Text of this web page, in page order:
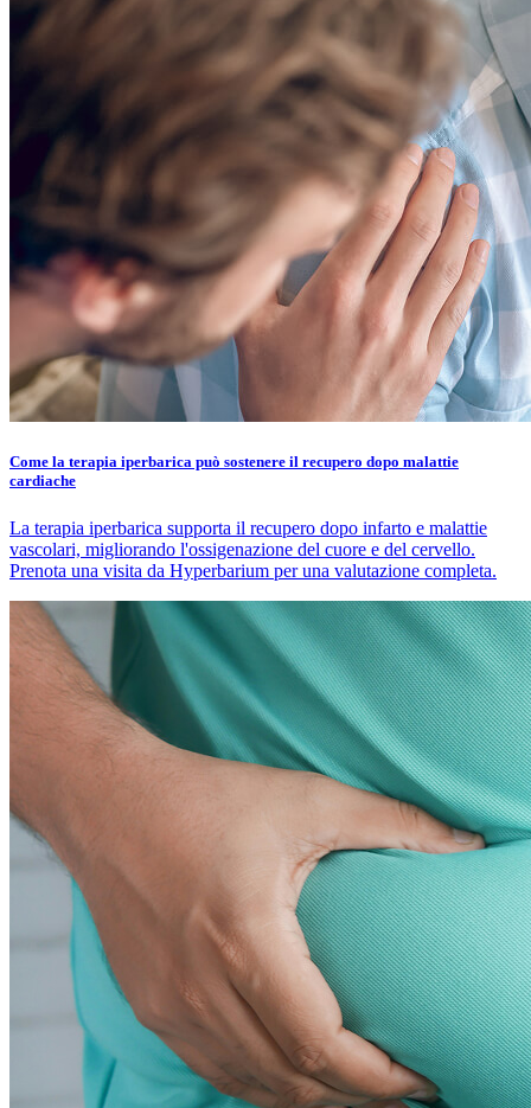
Come la terapia iperbarica può sostenere il recupero dopo malattie
cardiache
La terapia iperbarica supporta il recupero dopo infarto e malattie
vascolari, migliorando l'ossigenazione del cuore e del cervello.
Prenota una visita da Hyperbarium per una valutazione completa.